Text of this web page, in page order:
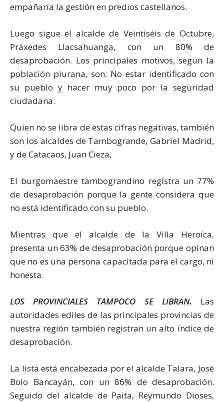
empañaría la gestión en predios castellanos.
Luego sigue el alcalde de Veintiséis de Octubre,
Práxedes Llacsahuanga, con un 80% de
desaprobación. Los principales motivos, según la
población piurana, son: No estar identificado con
su pueblo y hacer muy poco por la seguridad
ciudadana.
Quien no se libra de estas cifras negativas, también
son los alcaldes de Tambogrande, Gabriel Madrid,
y de Catacaos, Juan Cieza,
El burgomaestre tambograndino registra un 77%
de desaprobación porque la gente considera que
no está identificado con su pueblo.
Mientras que el alcalde de la Villa Heroíca,
presenta un 63% de desaprobación porque opinan
que no es una persona capacitada para el cargo, ni
honesta.
LOS PROVINCIALES TAMPOCO SE LIBRAN. Las
autoridades ediles de las principales provincias de
nuestra región también registran un alto índice de
desaprobación.
La lista está encabezada por el alcalde Talara, José
Bolo Bancayán, con un 86% de desaprobación.
Seguido del alcalde de Paita, Reymundo Dioses,